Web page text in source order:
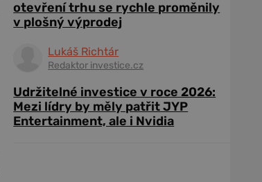
otevření trhu se rychle proměnily
v plošný výprodej
Lukáš Richtár
Redaktor investice.cz
Udržitelné investice v roce 2026:
Mezi lídry by měly patřit JYP
Entertainment, ale i Nvidia